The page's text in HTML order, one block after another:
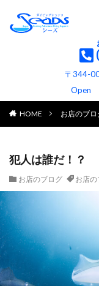
〒344-
Open
HOME お店のブロ
犯人は誰だ！？
お店のブログ お店